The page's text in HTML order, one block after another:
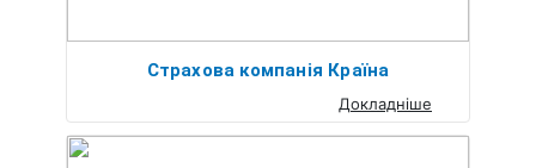
Страхова компанія Країна
Докладніше